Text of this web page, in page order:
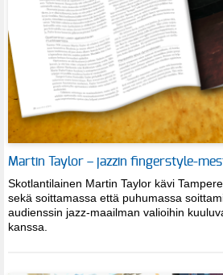
Martin Taylor – jazzin fingerstyle-
Skotlantilainen Martin Taylor kävi
sekä soittamassa että puhumassa
audienssin jazz-maailman valioihin
kanssa.